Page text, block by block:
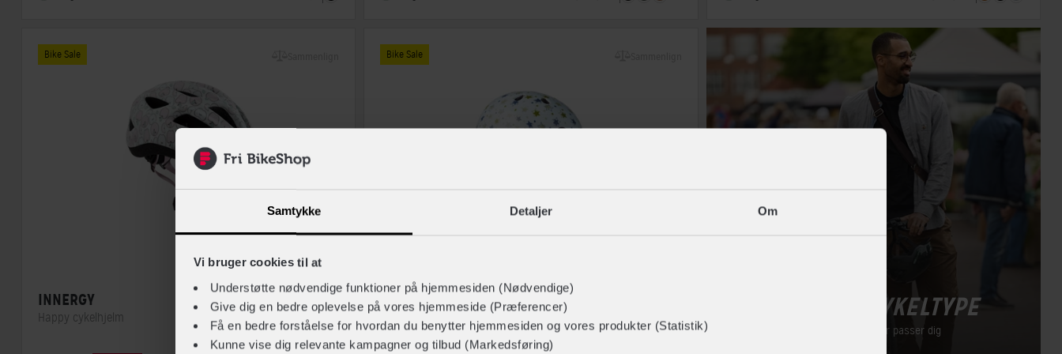
Samtykke Detaljer Om
Vi bruger cookies til at
Understøtte nødvendige funktioner på hjemmesiden (Nødvendige)
Give dig en bedre oplevelse på vores hjemmeside (Præferencer)
Få en bedre forståelse for hvordan du benytter hjemmesiden og vores produkter (Statistik)
Kunne vise dig relevante kampagner og tilbud (Markedsføring)
Bike Sale
INNERGY
Happy cykelhjelm
Bike Sale
INNERGY+
Flow Mini cykelhjelm FIND DIN CYKELTYPE
Find den cykel der passer dig